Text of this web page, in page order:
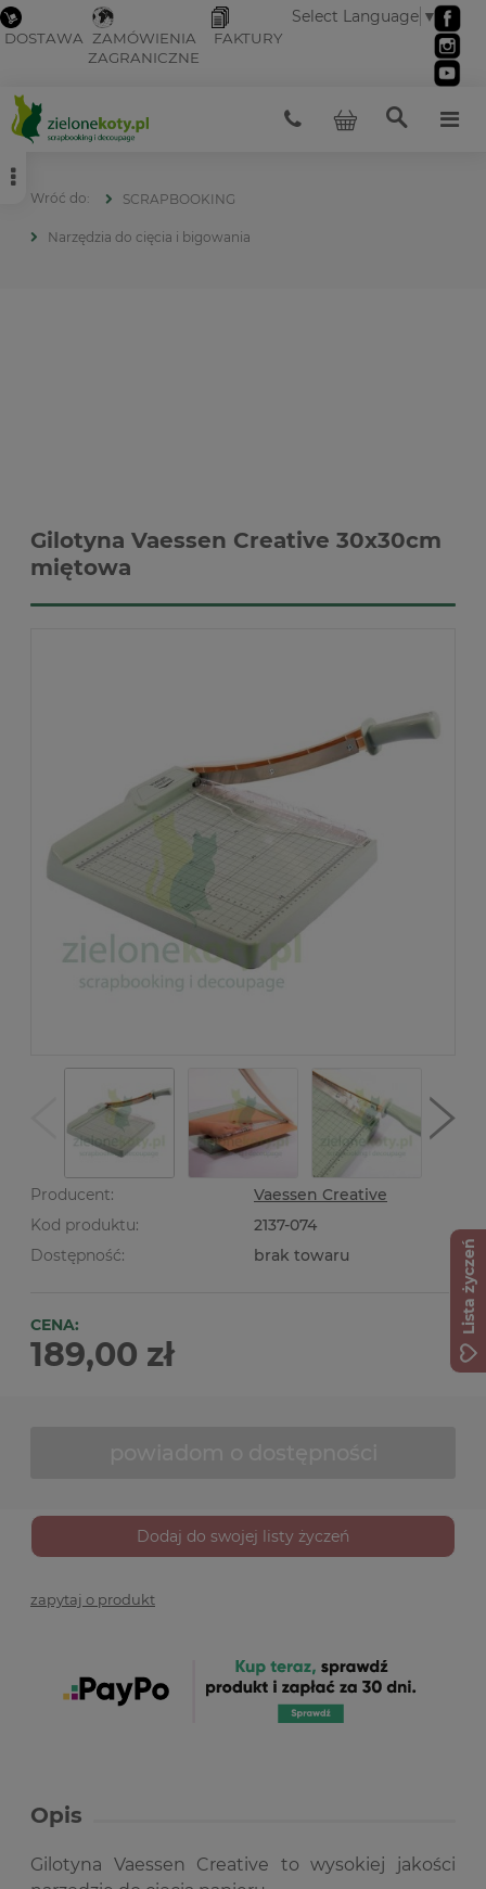
DOSTAWA ZAMÓWIENIA
ZAGRANICZNE
FAKTURY
Select Language ▼
SCRAPBOOKING
Narzędzia do cięcia i bigowania
Gilotyna Vaessen Creative 30x30cm
miętowa
Producent:
Vaessen Creative
Kod produktu:
2137-074
Dostępność:
brak towaru
CENA:
189,00 zł
Dodaj do swojej listy życzeń
zapytaj o produkt
Opis
Gilotyna Vaessen Creative to wysokiej jakości
Lista życzeń